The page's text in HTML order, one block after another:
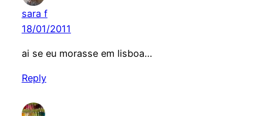
sara f
18/01/2011
ai se eu morasse em lisboa…
Reply